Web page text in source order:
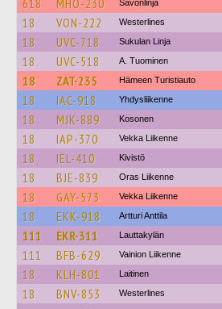
618 MHO-230 Savonlinja
18 VON-222 Westerlines
18 UVC-718 Sukulan Linja
18 UVC-518 A. Tuominen
18 ZAT-235 Hämeen Turistiauto
18 IAC-918 Yhdysliikenne
18 MJK-889 Kosonen
18 IAP-370 Vekka Liikenne
18 IEL-410 Kivistö
18 BJE-839 Oras Liikenne
18 GAY-573 Vekka Liikenne
18 EKK-918 Artturi Anttila
111 EKR-311 Lauttakylän
111 BFB-629 Vainion Liikenne
18 KLH-801 Laitinen
18 BNV-853 Westerlines